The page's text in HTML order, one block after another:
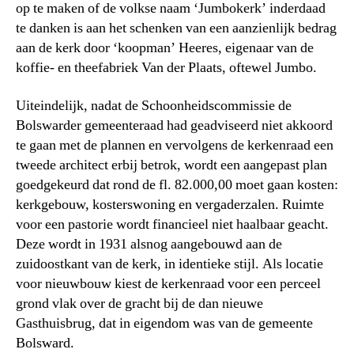
op te maken of de volkse naam ‘Jumbokerk’ inderdaad
te danken is aan het schenken van een aanzienlijk bedrag
aan de kerk door ‘koopman’ Heeres, eigenaar van de
koffie- en theefabriek Van der Plaats, oftewel Jumbo.
Uiteindelijk, nadat de Schoonheidscommissie de
Bolswarder gemeenteraad had geadviseerd niet akkoord
te gaan met de plannen en vervolgens de kerkenraad een
tweede architect erbij betrok, wordt een aangepast plan
goedgekeurd dat rond de fl. 82.000,00 moet gaan kosten:
kerkgebouw, kosterswoning en vergaderzalen. Ruimte
voor een pastorie wordt financieel niet haalbaar geacht.
Deze wordt in 1931 alsnog aangebouwd aan de
zuidoostkant van de kerk, in identieke stijl. Als locatie
voor nieuwbouw kiest de kerkenraad voor een perceel
grond vlak over de gracht bij de dan nieuwe
Gasthuisbrug, dat in eigendom was van de gemeente
Bolsward.